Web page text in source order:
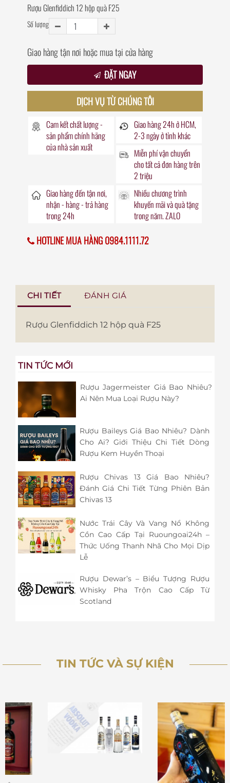
Rượu Glenfiddich 12 hộp quà F25
Số lượng
Giao hàng tận nơi hoặc mua tại cửa hàng
ĐẶT NGAY
DỊCH VỤ TỪ CHÚNG TÔI
Cam kết chất lượng -
sản phẩm chính hãng
của nhà sản xuất
Giao hàng24hở HCM,
2-3 ngày ở tỉnh khác
Miễn phí vận chuyển
cho tất cả đơn hàng trên
2 triệu
Giao hàng đếntận nơi,
nhận - hàng - trả hàng
trong24h
Nhiều chương trình
khuyến mãivà quà tặng
trong năm. ZALO
HOTLINE MUA HÀNG 0984.1111.72
CHI TIẾT ĐÁNH GIÁ
Rượu Glenfiddich 12 hộp quà F25
TIN TỨC MỚI
Rượu Jagermeister Giá Bao Nhiêu?
Ai Nên Mua Loại Rượu Này?
Rượu Baileys Giá Bao Nhiêu? Dành
Cho Ai? Giới Thiệu Chi Tiết Dòng
Rượu Kem Huyền Thoại
Rượu Chivas 13 Giá Bao Nhiêu?
Đánh Giá Chi Tiết Từng Phiên Bản
Chivas 13
Nước Trái Cây Và Vang Nổ Không
Cồn Cao Cấp Tại Ruoungoai24h –
Thức Uống Thanh Nhã Cho Mọi Dịp
Lễ
Rượu Dewar’s – Biểu Tượng Rượu
Whisky Pha Trộn Cao Cấp Từ
Scotland
TIN TỨC VÀ SỰ KIỆN